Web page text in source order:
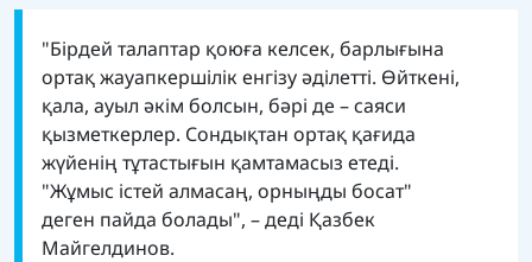
"Бірдей талаптар қоюға келсек, барлығына
ортақ жауапкершілік енгізу әділетті. Өйткені,
қала, ауыл әкім болсын, бәрі де – саяси
қызметкерлер. Сондықтан ортақ қағида
жүйенің тұтастығын қамтамасыз етеді.
"Жұмыс істей алмасаң, орныңды босат"
деген пайда болады", – деді Қазбек
Майгелдинов.